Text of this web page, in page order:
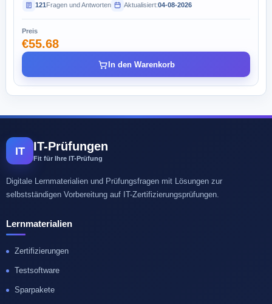
121Fragen und Antworten Aktualisiert:04-08-2026
Preis
€55.68
In den Warenkorb
IT IT-Prüfungen
Fit für Ihre IT-Prüfung
Digitale Lernmaterialien und Prüfungsfragen mit Lösungen zur
selbstständigen Vorbereitung auf IT-Zertifizierungsprüfungen.
Lernmaterialien
Zertifizierungen
Testsoftware
Sparpakete